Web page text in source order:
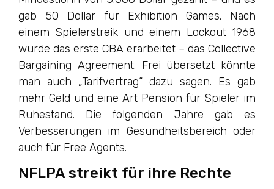
gab 50 Dollar für Exhibition Games. Nach
einem Spielerstreik und einem Lockout 1968
wurde das erste CBA erarbeitet – das Collective
Bargaining Agreement. Frei übersetzt könnte
man auch „Tarifvertrag“ dazu sagen. Es gab
mehr Geld und eine Art Pension für Spieler im
Ruhestand. Die folgenden Jahre gab es
Verbesserungen im Gesundheitsbereich oder
auch für Free Agents.
NFLPA streikt für ihre Rechte